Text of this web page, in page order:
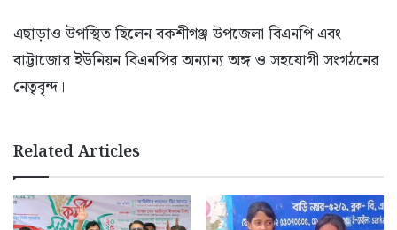
এছাড়াও উপস্থিত ছিলেন বকশীগঞ্জ উপজেলা বিএনপি এবং
বাট্টাজোর ইউনিয়ন বিএনপির অন্যান্য অঙ্গ ও সহযোগী সংগঠনের
নেতৃবৃন্দ।
Related Articles